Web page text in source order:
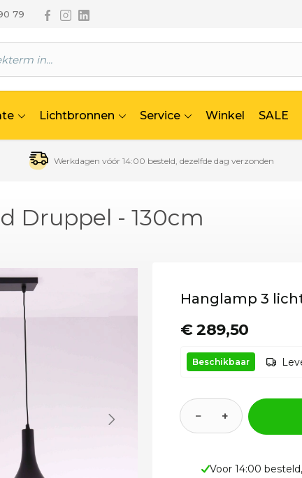
79 Volg ons via Facebook
Volg ons via Instagram
Volg ons via Linkedin
Lichtbronnen Service Winkel SALE
Werkdagen vóór 14:00 besteld, dezelfde dag verzonden
Druppel - 130cm
Hanglamp 3
€ 289,50
Beschikbaar
− +
Voor 14:00